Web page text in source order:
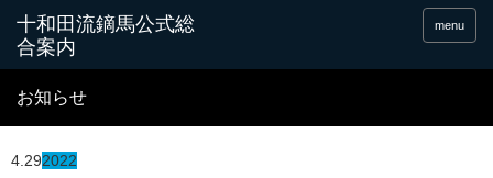
十和田流鏑馬公式総
合案内
menu
お知らせ
4.292022